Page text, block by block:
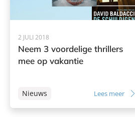
2 JULI 2018
Neem 3 voordelige thrillers
mee op vakantie
Nieuws Lees meer